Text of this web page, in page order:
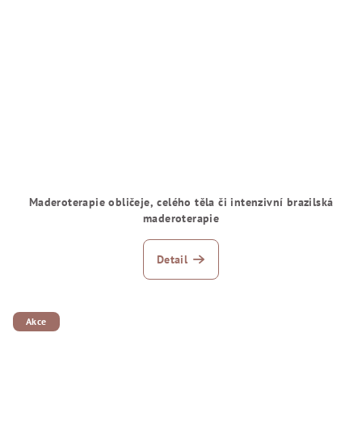
Maderoterapie obličeje, celého těla či intenzivní brazilská
maderoterapie
Detail
Akce